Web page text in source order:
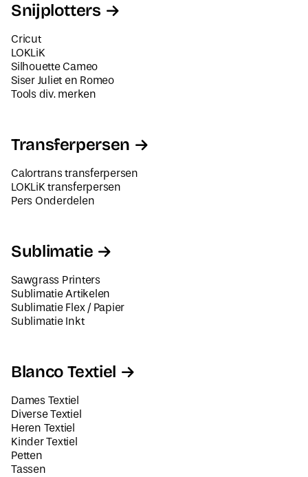
Snijplotters
Cricut
LOKLiK
Silhouette Cameo
Siser Juliet en Romeo
Tools div. merken
Transferpersen
Calortrans transferpersen
LOKLiK transferpersen
Pers Onderdelen
Sublimatie
Sawgrass Printers
Sublimatie Artikelen
Sublimatie Flex / Papier
Sublimatie Inkt
Blanco Textiel
Dames Textiel
Diverse Textiel
Heren Textiel
Kinder Textiel
Petten
Tassen